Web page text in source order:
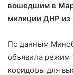
вошедшим в
милиции ДНР из
По данным
объявила режим
коридоры для